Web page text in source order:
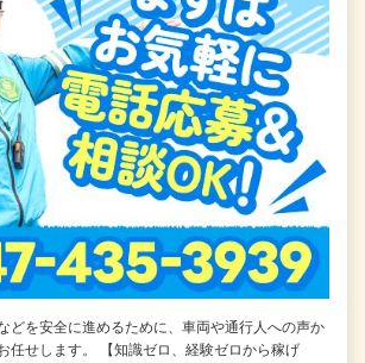
どを安全に進めるために、車両や通行人への声か
任せします。 【知識ゼロ、経験ゼロから稼げ